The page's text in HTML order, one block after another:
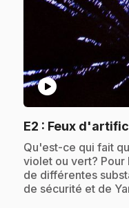
play_circle
E2 : Feux
.Qu'est-ce qui fait
violet ou vert? Pour
de différentes
de sécurité et de